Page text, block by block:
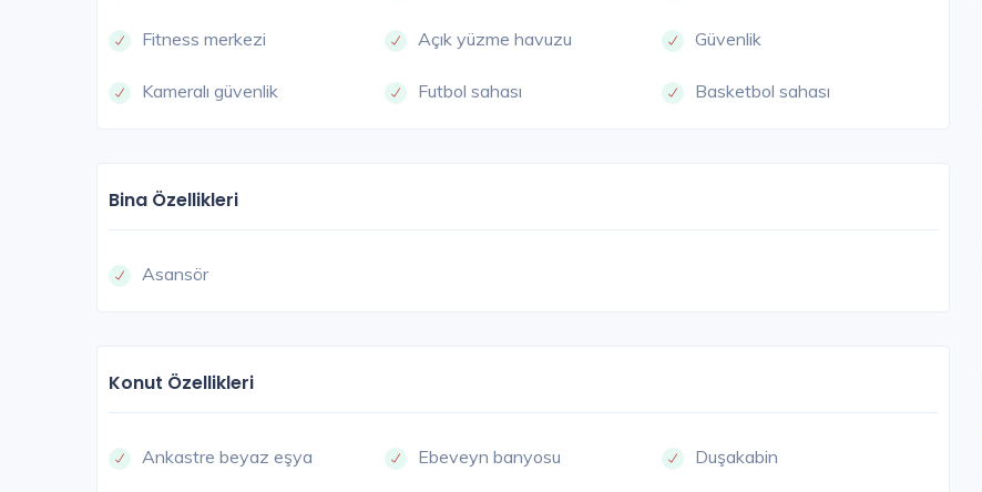
Fitness merkezi Açık yüzme havuzu Güvenlik
Kameralı güvenlik Futbol sahası Basketbol sahası
Bina Özellikleri
Asansör
Konut Özellikleri
Ankastre beyaz eşya Ebeveyn banyosu Duşakabin